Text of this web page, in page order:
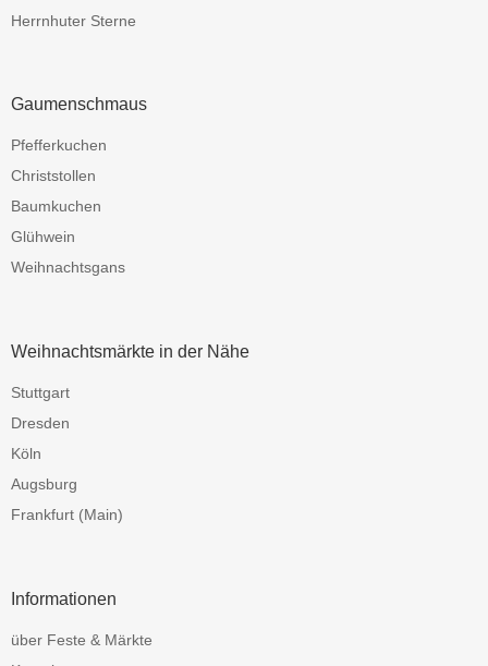
Herrnhuter Sterne
Gaumenschmaus
Pfefferkuchen
Christstollen
Baumkuchen
Glühwein
Weihnachtsgans
Weihnachtsmärkte in der Nähe
Stuttgart
Dresden
Köln
Augsburg
Frankfurt (Main)
Informationen
über Feste & Märkte